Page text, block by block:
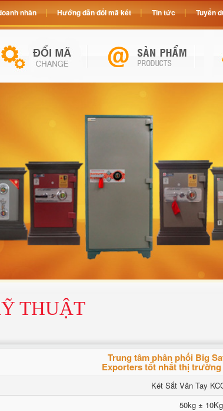
THUẬT
Trung tâm phân phối Big
Exporters tốt nhất thị trường
Két Sắt Vân Tay
50kg ± 10Kg
nhân Hướng dẫn đổi mã két Tin tức Tuyển